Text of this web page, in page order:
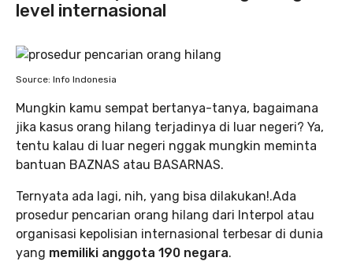
level internasional
Source: Info Indonesia
Mungkin kamu sempat bertanya-tanya, bagaimana
jika kasus orang hilang terjadinya di luar negeri? Ya,
tentu kalau di luar negeri nggak mungkin meminta
bantuan BAZNAS atau BASARNAS.
Ternyata ada lagi, nih, yang bisa dilakukan!.Ada
prosedur pencarian orang hilang dari Interpol atau
organisasi kepolisian internasional terbesar di dunia
yang memiliki anggota 190 negara.